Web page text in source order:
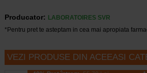
Producator:
LABORATOIRES SVR
*Pentru pret te asteptam in cea mai apropiata
VEZI PRODUSE DIN ACEEASI